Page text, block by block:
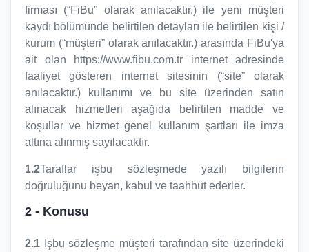
firması (“FiBu” olarak anılacaktır.) ile yeni müşteri
kaydı bölümünde belirtilen detayları ile belirtilen kişi /
kurum (“müşteri” olarak anılacaktır.) arasında FiBu'ya
ait olan https://www.fibu.com.tr internet adresinde
faaliyet gösteren internet sitesinin (“site” olarak
anılacaktır.) kullanımı ve bu site üzerinden satın
alınacak hizmetleri aşağıda belirtilen madde ve
koşullar ve hizmet genel kullanım şartları ile imza
altına alınmış sayılacaktır.
1.2Taraflar işbu sözleşmede yazılı bilgilerin
doğruluğunu beyan, kabul ve taahhüt ederler.
2 - Konusu
2.1 İşbu sözleşme müşteri tarafından site üzerindeki